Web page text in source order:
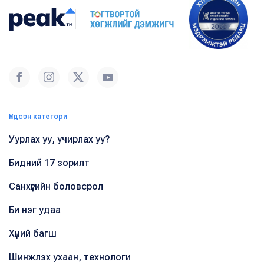
Үндсэн категори
Уурлах уу, учирлах уу?
Бидний 17 зорилт
Санхүүгийн боловсрол
Би нэг удаа
Хүний багш
Шинжлэх ухаан, технологи